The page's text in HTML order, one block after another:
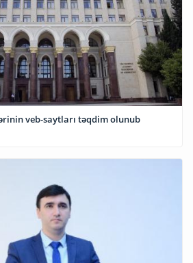
veb-saytları təqdim olunub